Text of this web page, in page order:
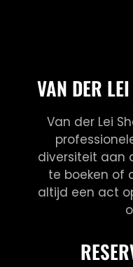
VAN DER
Van der Lei
diversiteit aan
te boeken of
altijd een act